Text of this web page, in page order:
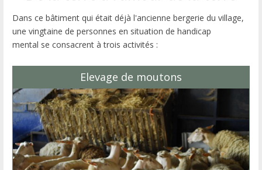
Dans ce bâtiment qui était déjà l'ancienne bergerie du village,
une vingtaine de personnes en situation de handicap
mental se consacrent à trois activités :
Elevage de moutons